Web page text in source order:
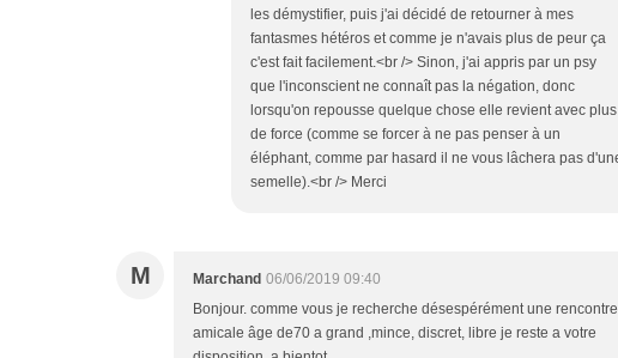
les démystifier, puis j'ai décidé de retourner à mes
fantasmes hétéros et comme je n'avais plus de peur ça
c'est fait facilement.<br /> Sinon, j'ai appris par un psy
que l'inconscient ne connaît pas la négation, donc
lorsqu'on repousse quelque chose elle revient avec plus
de force (comme se forcer à ne pas penser à un
éléphant, comme par hasard il ne vous lâchera pas
semelle).<br /> Merci
M Marchand 06/06/2019 09:40
Bonjour. comme vous je recherche désespérément une rencontre
amicale âge de70 a grand ,mince, discret, libre je reste a votre